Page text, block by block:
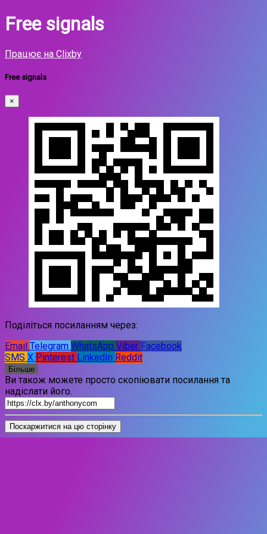
Free signals
Працює на Clixby
Free signals
×
Поділіться посиланням через:
Email Telegram WhatsApp Viber Facebook
SMS X Pinterest LinkedIn Reddit
Більше
Ви також можете просто скопіювати посилання та
надіслати його.
Поскаржитися на цю сторінку